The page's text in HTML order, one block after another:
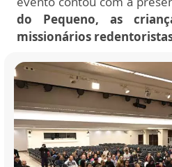
do Pequeno, as
missionários